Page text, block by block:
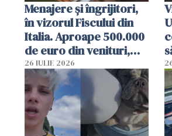
Menajere și îngrijitori,
în vizorul Fiscului din
Italia. Aproape 500.000
de euro din venituri,
ascunși de autorități
26 IULIE 2026